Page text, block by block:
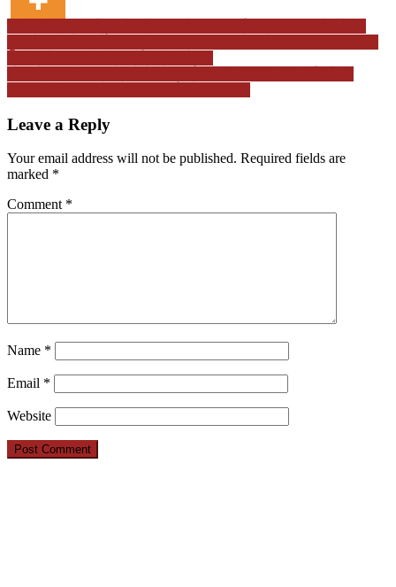
Post
navigation
Leave a Reply
Your email address will not be published. Required fields are
marked *
Comment *
Name *
Email *
Website